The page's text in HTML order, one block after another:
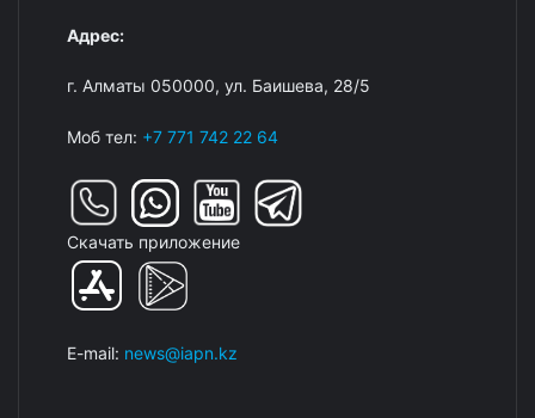
Адрес:
г. Алматы 050000, ул. Баишева, 28/5
Моб тел: +7 771 742 22 64
Скачать приложение
E-mail: news@iapn.kz